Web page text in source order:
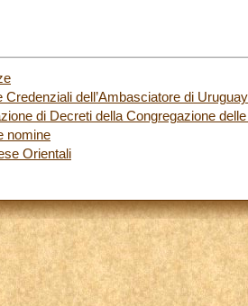
Credenziali dell’Ambasciatore di
di Decreti della Congregazione
nomine
Orientali